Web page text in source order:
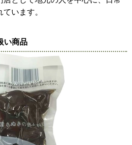
います。
い商品